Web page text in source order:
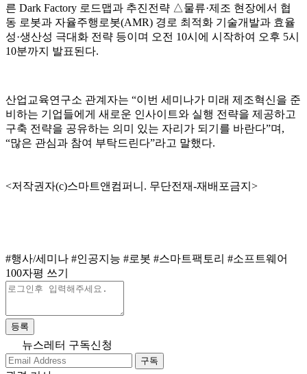
른 Dark Factory 로드맵과 추진전략 △물류·제조 현장에서 협
동 로봇과 자율주행로봇(AMR) 경로 최적화 기술개발과 효율
성·생산성 극대화 전략 등이며 오전 10시에 시작하여 오후 5시
10분까지 발표된다.
산업교육연구소 관계자는 “이번 세미나가 미래 제조혁신을 준
비하는 기업들에게 새로운 인사이트와 실행 전략을 제공하고
구축 전략을 공유하는 의미 있는 자리가 되기를 바란다”며,
“많은 관심과 참여 부탁드린다”라고 말했다.
<저작권자(c)스마트앤컴퍼니. 무단전재-재배포금지>
#행사/세미나 #인공지능 #로봇 #스마트팩토리 #소프트웨어
100자평 쓰기
등록
뉴스레터 구독신청
구독